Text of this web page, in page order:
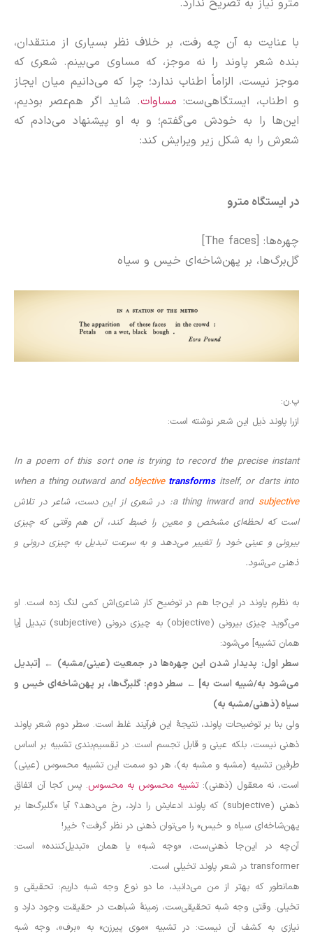
مترو نیاز به تصریح ندارد.
با عنایت به آن چه رفت، بر خلاف نظر بسیاری از منتقدان،
بنده شعر پاوند را نه موجز، که مساوی می‌بینم. شعری که
موجز نیست، الزاماً اطناب ندارد؛ چرا که می‌دانیم میان ایجاز
و اطناب، ایستگاهی‌ست: مساوات. شاید اگر هم‌عصر بودیم،
این‌ها را به خودش می‌گفتم؛ و به او پیشنهاد می‌دادم که
شعرش را به شکل زیر ویرایش کند:
در ایستگاه مترو
چهره‌ها: [The faces]
گل‌برگ‌ها، بر پهن‌شاخه‌ای خیس و سیاه
پ.ن:
ازرا پاوند ذیل این شعر نوشته است:
In a poem of this sort one is trying to record the precise instant
when a thing outward and objective transformsitself, or darts into
a thing inward and subjective
: در شعری از این دست، شاعر در تلاش
است که لحظه‌ای مشخص و معین را ضبط کند، آن هم وقتی که چیزی
بیرونی و عینی خود را تغییر می‌دهد و به سرعت تبدیل به چیزی درونی و
ذهنی می‌شود.
‌به نظرم پاوند در این‌جا هم در توضیح کار شاعری‌اش کمی لنگ زده است. او
می‌گوید چیزی بیرونی (objective) به چیزی درونی (subjective) تبدیل [یا
همان تشبیه] می‌شود:
سطر اول: پدیدار شدن این چهره‌ها در جمعیت (عینی/مشبه) ← [تبدیل
می‌شود به/شبیه است به] ← سطر دوم: گلبرگ‌ها، بر پهن‌شاخه‌ای خیس و
سیاه (ذهنی/مشبه به)
ولی بنا بر توضیحات پاوند، نتیجهٔ این فرآیند غلط است. سطر دوم شعر پاوند
ذهنی نیست، بلکه عینی و قابل تجسم است. در تقسیم‌بندی تشبیه بر اساس
طرفین تشبیه (مشبه و مشبه به)، هر دو سمت این تشبیه محسوس (عینی)
است، نه معقول (ذهنی): تشبیه محسوس به محسوس. پس کجا آن اتفاق
ذهنی (subjective) که پاوند ادعایش را دارد، رخ می‌دهد؟ آیا «گلبرگ‌ها بر
پهن‌شاخه‌ای سیاه و خیس» را می‌توان ذهنی در نظر گرفت؟ خیر!
آن‌چه در این‌جا ذهنی‌ست، «وجه شبه» یا همان «تبدیل‌کننده» است:
transformer در شعر پاوند تخیلی‌ است.
همانطور که بهتر از من می‌دانید، ما دو نوع وجه شبه داریم: تحقیقی و
تخیلی. وقتی وجه شبه تحقیقی‌ست، زمینهٔ شباهت در حقیقت وجود دارد و
نیازی به کشف آن نیست: در تشبیه «موی پیرزن» به «برف»، وجه شبه